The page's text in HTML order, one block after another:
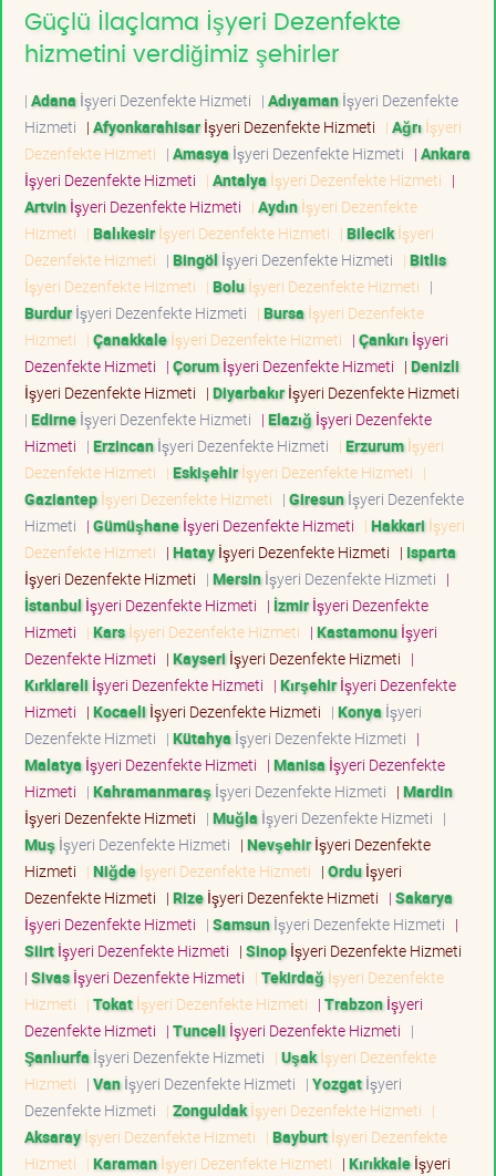
Güçlü İlaçlama İşyeri Dezenfekte
hizmetini verdiğimiz şehirler
| Adana İşyeri Dezenfekte Hizmeti | Adıyamanİşyeri Dezenfekte
Hizmeti | Afyonkarahisarİşyeri Dezenfekte Hizmeti | Ağrı İşyeri
Dezenfekte Hizmeti | Amasya İşyeri Dezenfekte Hizmeti | Ankara
İşyeri Dezenfekte Hizmeti | Antalya İşyeri Dezenfekte Hizmeti |
Artvinİşyeri Dezenfekte Hizmeti | Aydınİşyeri Dezenfekte
Hizmeti | Balıkesirİşyeri Dezenfekte Hizmeti | Bilecikİşyeri
Dezenfekte Hizmeti | Bingöl İşyeri Dezenfekte Hizmeti | Bitlis
İşyeri Dezenfekte Hizmeti | Boluİşyeri Dezenfekte Hizmeti |
Burdurİşyeri Dezenfekte Hizmeti | Bursa İşyeri Dezenfekte
Hizmeti | Çanakkaleİşyeri Dezenfekte Hizmeti | Çankırı İşyeri
Dezenfekte Hizmeti | Çorumİşyeri Dezenfekte Hizmeti | Denizli
İşyeri Dezenfekte Hizmeti | Diyarbakırİşyeri Dezenfekte Hizmeti
| Edirneİşyeri Dezenfekte Hizmeti | Elazığ İşyeri Dezenfekte
Hizmeti | Erzincanİşyeri Dezenfekte Hizmeti | Erzurumİşyeri
Dezenfekte Hizmeti | Eskişehirİşyeri Dezenfekte Hizmeti |
Gaziantepİşyeri Dezenfekte Hizmeti | Giresunİşyeri Dezenfekte
Hizmeti | Gümüşhaneİşyeri Dezenfekte Hizmeti | Hakkari İşyeri
Dezenfekte Hizmeti | Hatayİşyeri Dezenfekte Hizmeti | Isparta
İşyeri Dezenfekte Hizmeti | Mersinİşyeri Dezenfekte Hizmeti |
İstanbul İşyeri Dezenfekte Hizmeti | İzmirİşyeri Dezenfekte
Hizmeti | Karsİşyeri Dezenfekte Hizmeti | Kastamonuİşyeri
Dezenfekte Hizmeti | Kayseri İşyeri Dezenfekte Hizmeti |
Kırklareli İşyeri Dezenfekte Hizmeti | Kırşehirİşyeri Dezenfekte
Hizmeti | Kocaeli İşyeri Dezenfekte Hizmeti | Konya İşyeri
Dezenfekte Hizmeti | Kütahya İşyeri Dezenfekte Hizmeti |
Malatya İşyeri Dezenfekte Hizmeti | Manisa İşyeri Dezenfekte
Hizmeti | Kahramanmaraş İşyeri Dezenfekte Hizmeti | Mardin
İşyeri Dezenfekte Hizmeti | Muğla İşyeri Dezenfekte Hizmeti |
Muş İşyeri Dezenfekte Hizmeti | Nevşehirİşyeri Dezenfekte
Hizmeti | Niğdeİşyeri Dezenfekte Hizmeti | Orduİşyeri
Dezenfekte Hizmeti | Rizeİşyeri Dezenfekte Hizmeti | Sakarya
İşyeri Dezenfekte Hizmeti | Samsunİşyeri Dezenfekte Hizmeti |
Siirtİşyeri Dezenfekte Hizmeti | Sinopİşyeri Dezenfekte Hizmeti
| Sivasİşyeri Dezenfekte Hizmeti | Tekirdağ İşyeri Dezenfekte
Hizmeti | Tokatİşyeri Dezenfekte Hizmeti | Trabzonİşyeri
Dezenfekte Hizmeti | Tunceli İşyeri Dezenfekte Hizmeti |
Şanlıurfa İşyeri Dezenfekte Hizmeti | Uşakİşyeri Dezenfekte
Hizmeti | Vanİşyeri Dezenfekte Hizmeti | Yozgatİşyeri
Dezenfekte Hizmeti | Zonguldakİşyeri Dezenfekte Hizmeti |
Aksarayİşyeri Dezenfekte Hizmeti | Bayburtİşyeri Dezenfekte
Hizmeti | Karamanİşyeri Dezenfekte Hizmeti | Kırıkkaleİşyeri